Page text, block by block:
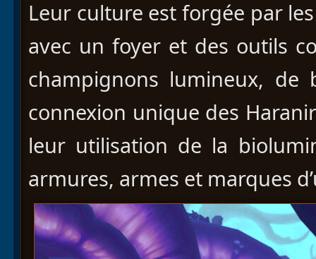
Leur culture est forgée par
avec un foyer et des outils
champignons lumineux,
connexion unique des
leur utilisation de la
armures, armes et marques